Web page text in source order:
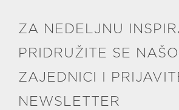
ZA NEDELJNU
PRIDRUŽITE SE
ZAJEDNICI I
NEWSLETTER